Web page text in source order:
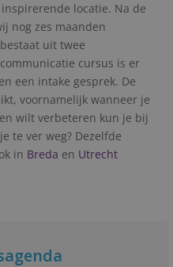
locatie. Na de
nog zes maanden
uit twee
communicatie cursus is er
een intake gesprek. De
voornamelijk wanneer je
wilt verbeteren kun je bij
te ver weg? Dezelfde
in Breda en Utrecht